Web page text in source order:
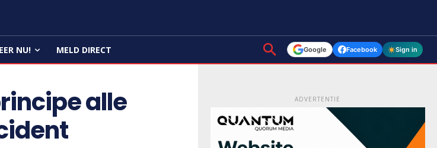
NU! MELD DIRECT Google Facebook Sign in
alle
ADVERTENTIE